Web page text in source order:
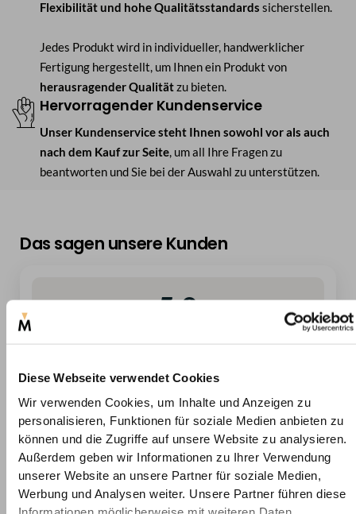
Diese Webseite verwendet Cookies
Wir verwenden Cookies, um Inhalte und Anzeigen zu
personalisieren, Funktionen für soziale Medien anbieten zu
können und die Zugriffe auf unsere Website zu analysieren.
Außerdem geben wir Informationen zu Ihrer Verwendung
unserer Website an unsere Partner für soziale Medien,
Werbung und Analysen weiter. Unsere Partner führen diese
Flexibilität und hohe Qualitätsstandards sicherstellen.
Jedes Produkt wird in individueller, handwerklicher
Fertigung hergestellt, um Ihnen ein Produkt von
herausragender Qualitätzu bieten.
Hervorragender Kundenservice
Unser Kundenservice steht Ihnen sowohl vor als auch
nach dem Kauf zur Seite, um all Ihre Fragen zu
beantworten und Sie bei der Auswahl zu unterstützen.
Das sagen unsere Kunden
5,0
5
100%
4
0%
3
0%
0%
1
0%